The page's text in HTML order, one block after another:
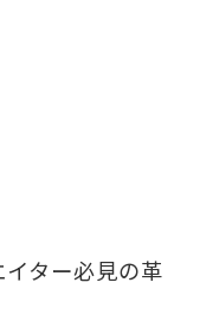
ター必見の革